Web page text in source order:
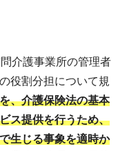
介護事業所の管理者
役割分担について規
、介護保険法の基本
ス提供を行うため、
生じる事象を適時か